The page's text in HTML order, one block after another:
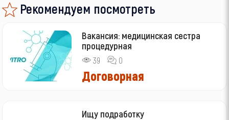
Рекомендуем посмотреть
Вакансия: медицинская сестра
процедурная
39 0
Договорная
Ищу подработку